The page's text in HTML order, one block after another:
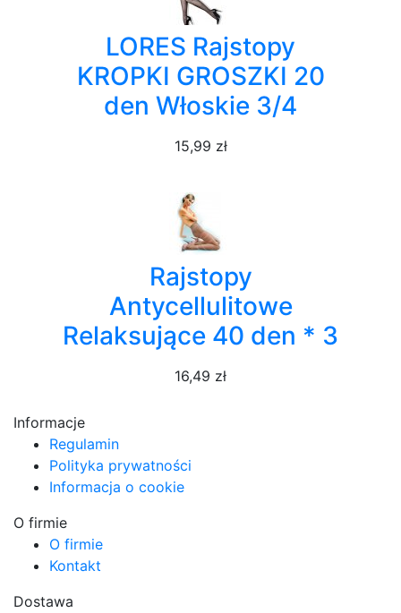
LORES Rajstopy
KROPKI GROSZKI 20
den Włoskie 3/4
15,99 zł
Rajstopy
Antycellulitowe
Relaksujące 40 den * 3
16,49 zł
Informacje
Regulamin
Polityka prywatności
Informacja o cookie
O firmie
O firmie
Kontakt
Dostawa